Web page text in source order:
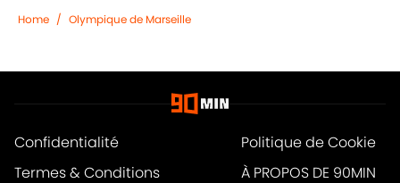
Home / Olympique de Marseille
Confidentialité
Politique de Cookie
Termes & Conditions
À PROPOS DE 90MIN